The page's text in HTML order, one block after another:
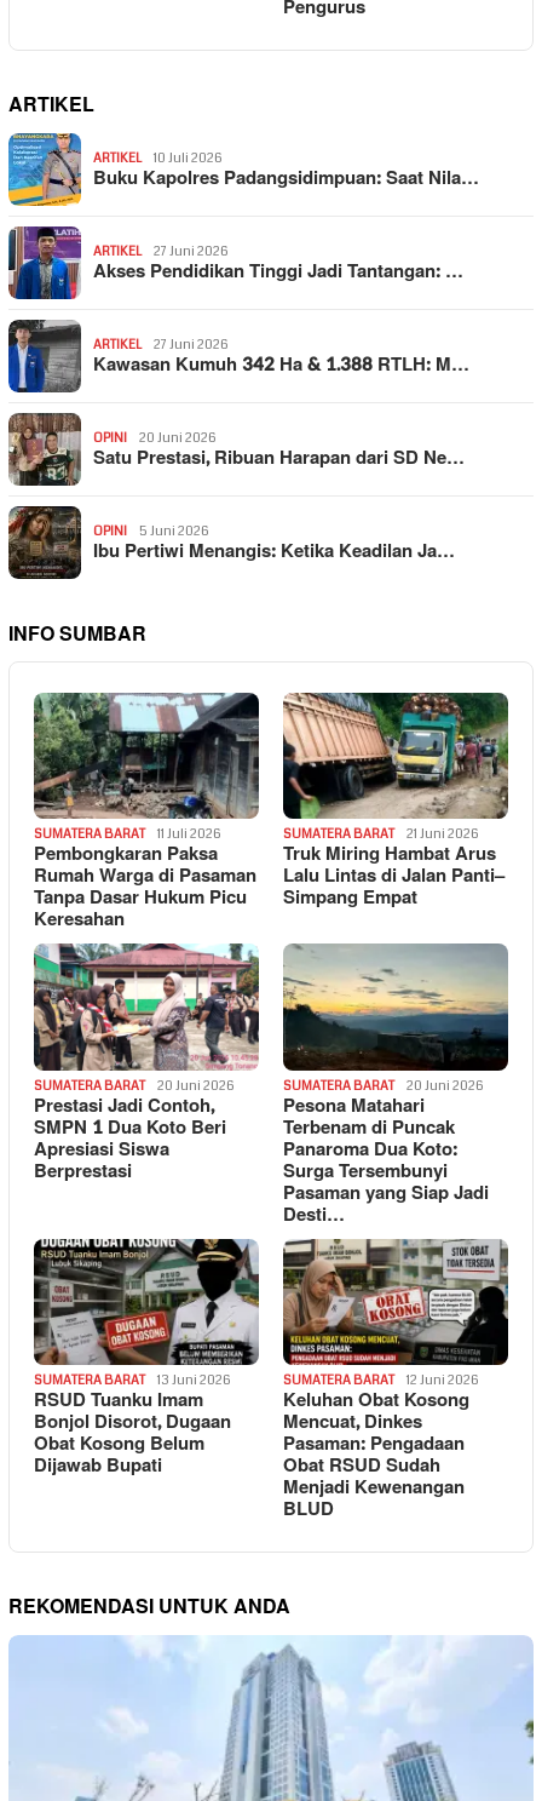
Pengurus
ARTIKEL
ARTIKEL 10 Juli 2026
Buku Kapolres Padangsidimpuan: Saat Nila…
ARTIKEL 27 Juni 2026
Akses Pendidikan Tinggi Jadi Tantangan: …
ARTIKEL 27 Juni 2026
Kawasan Kumuh 342 Ha & 1.388 RTLH: M…
OPINI 20 Juni 2026
Satu Prestasi, Ribuan Harapan dari SD Ne…
OPINI 5 Juni 2026
Ibu Pertiwi Menangis: Ketika Keadilan Ja…
INFO SUMBAR
SUMATERA BARAT 11 Juli 2026
Pembongkaran Paksa
Rumah Warga di Pasaman
Tanpa Dasar Hukum Picu
Keresahan
SUMATERA BARAT 21 Juni 2026
Truk Miring Hambat Arus
Lalu Lintas di Jalan Panti–
Simpang Empat
SUMATERA BARAT 20 Juni 2026
Prestasi Jadi Contoh,
SMPN 1 Dua Koto Beri
Apresiasi Siswa
Berprestasi
SUMATERA BARAT 20 Juni 2026
Pesona Matahari
Terbenam di Puncak
Panaroma Dua Koto:
Surga Tersembunyi
Pasaman yang Siap Jadi
Desti…
SUMATERA BARAT 13 Juni 2026
RSUD Tuanku Imam
Bonjol Disorot, Dugaan
Obat Kosong Belum
Dijawab Bupati
SUMATERA BARAT 12 Juni 2026
Keluhan Obat Kosong
Mencuat, Dinkes
Pasaman: Pengadaan
Obat RSUD Sudah
Menjadi Kewenangan
BLUD
REKOMENDASI UNTUK ANDA